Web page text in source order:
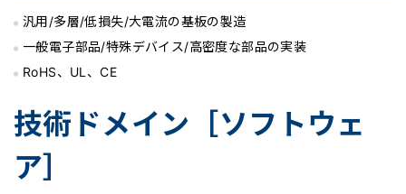
汎用/多層/低損失/大電流の基板の製造
一般電子部品/特殊デバイス/高密度な部品の実装
RoHS、UL、CE
技術ドメイン［ソフトウェ
ア］